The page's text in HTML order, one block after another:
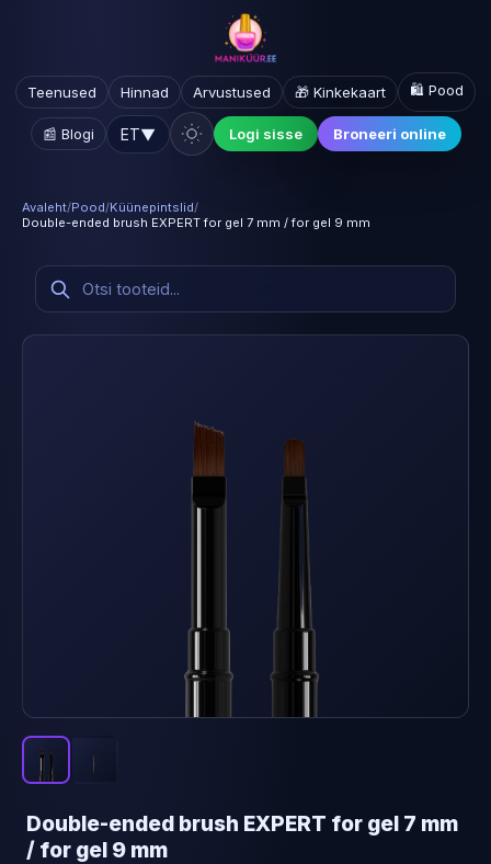
Teenused Hinnad Arvustused 🎁 Kinkekaart 🛍️ Pood
📰 Blogi ET▼ Logi sisse Broneeri online
Avaleht/Pood/Küünepintslid/
Double-ended brush EXPERT for gel 7 mm / for gel 9 mm
Double-ended brush EXPERT for gel 7 mm
/ for gel 9 mm